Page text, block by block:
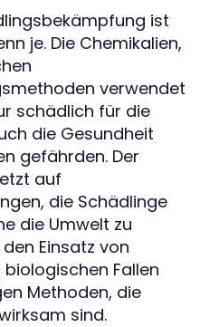
ist
je. Die Chemikalien,
verwendet
schädlich für die
die Gesundheit
gefährden. Der
auf
die Schädlinge
die Umwelt zu
Einsatz von
Fallen
Methoden, die
sind.